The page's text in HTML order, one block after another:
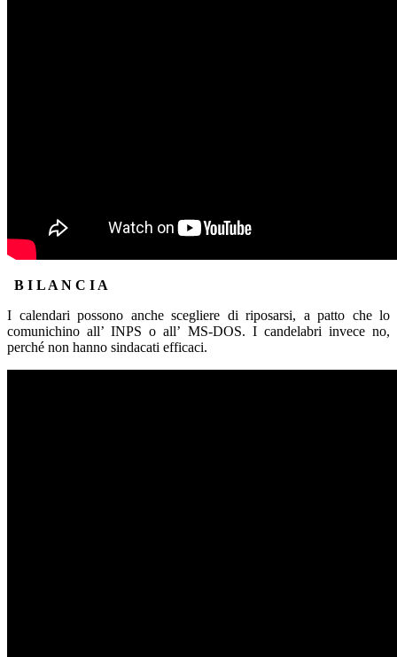
B I L A N C I A
I calendari possono anche scegliere di riposarsi, a patto che lo
comunichino all’ INPS o all’ MS-DOS. I candelabri invece no,
perché non hanno sindacati efficaci.